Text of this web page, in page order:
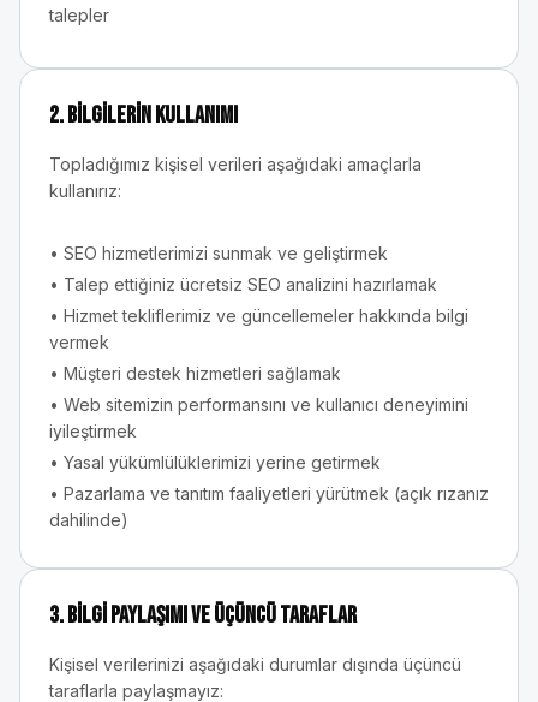
talepler
2. Bilgilerin Kullanımı
Topladığımız kişisel verileri aşağıdaki amaçlarla
kullanırız:
• SEO hizmetlerimizi sunmak ve geliştirmek
• Talep ettiğiniz ücretsiz SEO analizini hazırlamak
• Hizmet tekliflerimiz ve güncellemeler hakkında bilgi
vermek
• Müşteri destek hizmetleri sağlamak
• Web sitemizin performansını ve kullanıcı deneyimini
iyileştirmek
• Yasal yükümlülüklerimizi yerine getirmek
• Pazarlama ve tanıtım faaliyetleri yürütmek (açık rızanız
dahilinde)
3. Bilgi Paylaşımı ve Üçüncü Taraflar
Kişisel verilerinizi aşağıdaki durumlar dışında üçüncü
taraflarla paylaşmayız: